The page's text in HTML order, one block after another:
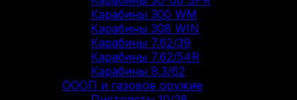
Карабины 300 WM
Карабины 308 WIN
Карабины 7.62/39
Карабины 7.62/54R
Карабины 9.3/62
ОООП и газовое оружие